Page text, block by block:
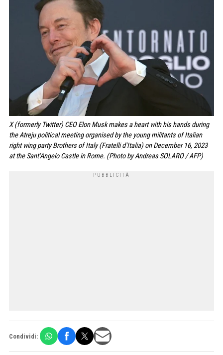
X (formerly Twitter) CEO Elon Musk makes a heart with his hands during
the Atreju political meeting organised by the young militants of Italian
right wing party Brothers of Italy (Fratelli d'Italia) on December 16, 2023
at the Sant'Angelo Castle in Rome. (Photo by Andreas SOLARO / AFP)
Condividi: